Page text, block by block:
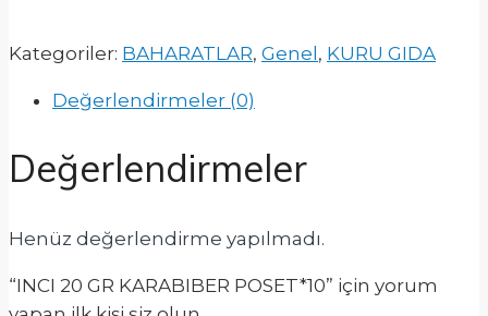
Kategoriler: BAHARATLAR, Genel , KURU GIDA
Değerlendirmeler (0)
Değerlendirmeler
Henüz değerlendirme yapılmadı.
“INCI 20 GR KARABIBER POSET*10” için yorum